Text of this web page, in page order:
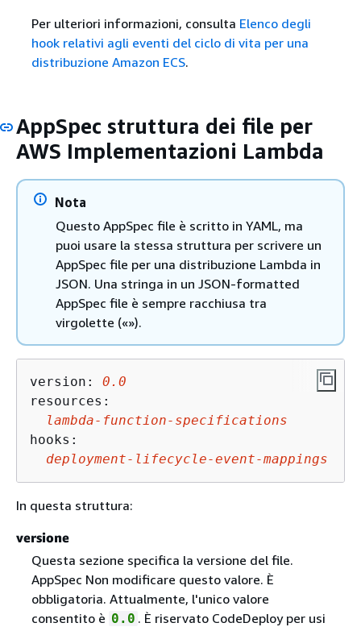
Per ulteriori informazioni, consulta Elenco degli
hook relativi agli eventi del ciclo di vita per una
distribuzione Amazon ECS.
AppSpec struttura dei file per
AWS Implementazioni Lambda
Nota
Questo AppSpec file è scritto in YAML, ma
puoi usare la stessa struttura per scrivere un
AppSpec file per una distribuzione Lambda in
JSON. Una stringa in un JSON-formatted
AppSpec file è sempre racchiusa tra
virgolette («»).
version: 0.0
resources:
lambda-function-specifications
hooks:
deployment-lifecycle-event-mappings
In questa struttura:
versione
Questa sezione specifica la versione del file.
AppSpec Non modificare questo valore. È
obbligatoria. Attualmente, l'unico valore
consentito è 0.0 . È riservato CodeDeploy per usi